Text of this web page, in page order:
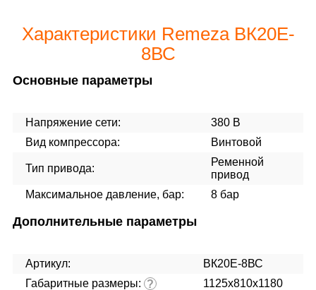
Характеристики Remeza ВК20E-
8ВС
Основные параметры
Напряжение сети:
380 В
Вид компрессора:
Винтовой
Тип привода:
Ременной
привод
Максимальное давление, бар:
8 бар
Дополнительные параметры
Артикул:
ВК20Е-8ВС
Габаритные размеры: ?
1125x810x1180